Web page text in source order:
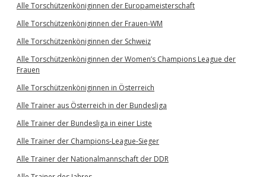
Alle Torschützenköniginnen der Europameisterschaft
Alle Torschützenköniginnen der Frauen-WM
Alle Torschützenköniginnen der Schweiz
Alle Torschützenköniginnen der Women’s Champions League der
Frauen
Alle Torschützenköniginnen in Österreich
Alle Trainer aus Österreich in der Bundesliga
Alle Trainer der Bundesliga in einer Liste
Alle Trainer der Champions-League-Sieger
Alle Trainer der Nationalmannschaft der DDR